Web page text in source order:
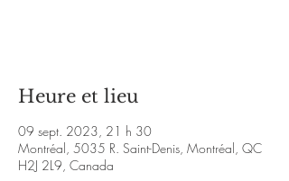
Heure et lieu
09 sept. 2023, 21 h 30
Montréal, 5035 R. Saint-Denis, Montréal, QC
H2J 2L9, Canada